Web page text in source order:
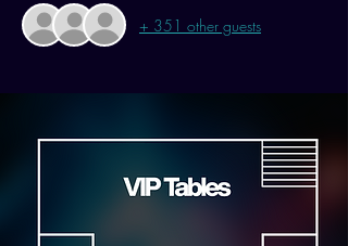
+ 351 other guests